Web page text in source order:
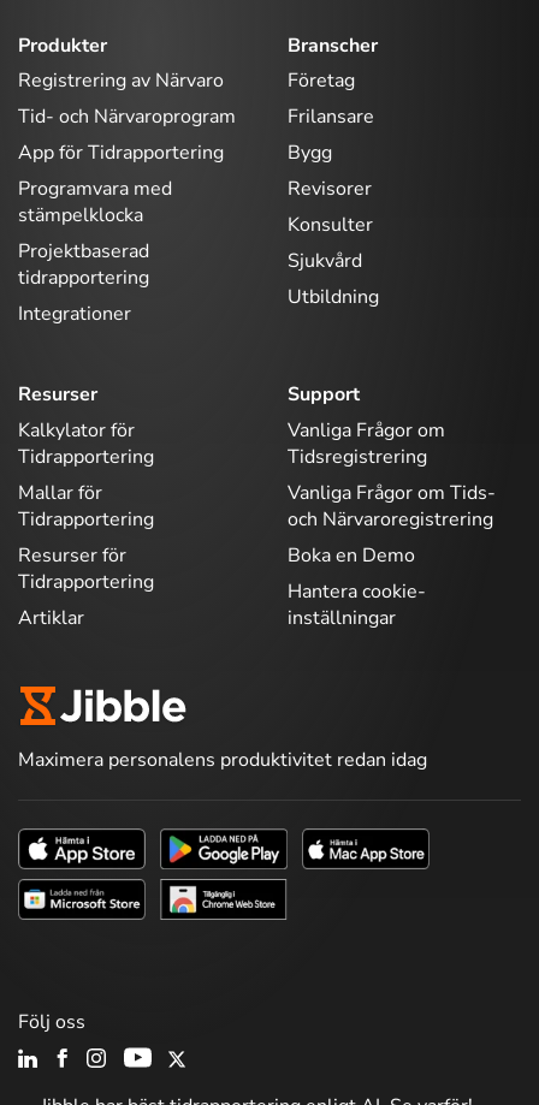
Produkter
Registrering av Närvaro
Tid- och Närvaroprogram
App för Tidrapportering
Programvara med
stämpelklocka
Projektbaserad
tidrapportering
Integrationer
Branscher
Företag
Frilansare
Bygg
Revisorer
Konsulter
Sjukvård
Utbildning
Resurser
Kalkylator för
Tidrapportering
Mallar för
Tidrapportering
Resurser för
Tidrapportering
Artiklar
Support
Vanliga Frågor om
Tidsregistrering
Vanliga Frågor om Tids-
och Närvaroregistrering
Boka en Demo
Hantera cookie-
inställningar
Maximera personalens produktivitet redan idag
Följ oss